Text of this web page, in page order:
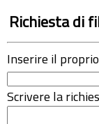
Richiesta di
Inserire il
Scrivere la